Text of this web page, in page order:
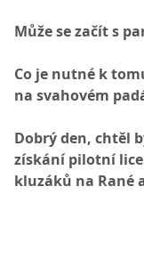
Může se začít s
Co je nutné k
na svahovém
Dobrý den, chtěl
získání pilotní
kluzáků na Rané